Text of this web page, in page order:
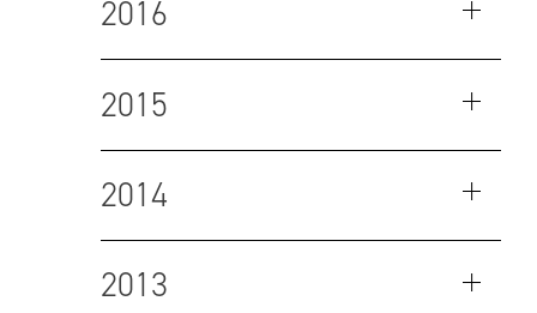
2016
2015
2014
2013